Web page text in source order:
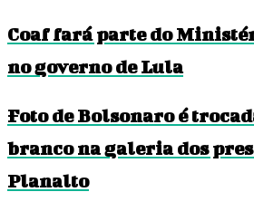
Coaf fará parte do
no governo de Lula
Foto de Bolsonaro é
branco na galeria dos
Planalto